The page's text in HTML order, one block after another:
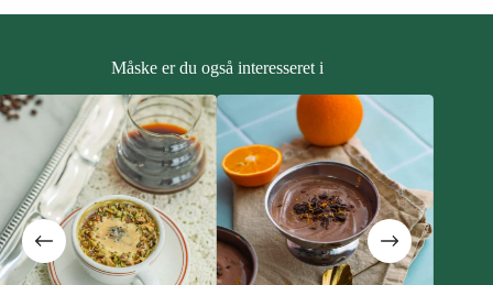
Måske er du også interesseret i